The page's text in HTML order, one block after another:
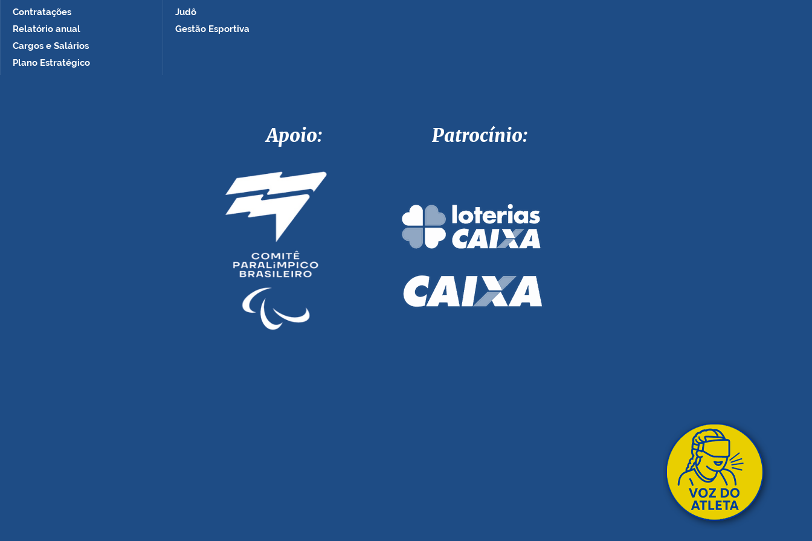
Contratações
Relatório anual
Cargos e Salários
Plano Estratégico
Judô
Gestão Esportiva
Apoio: Patrocínio: